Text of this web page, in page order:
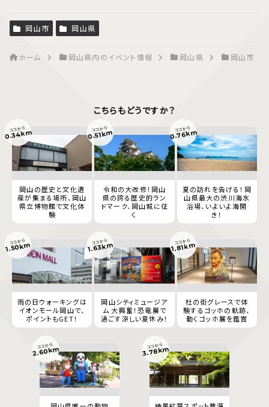
岡山市 岡山県
ホーム 岡山県内のイベント情報 岡山県 岡山市
こちらもどうですか？
岡山の歴史と文化遺
産が集まる場所、岡山
県立博物館で文化体
験
ココから
0.34km
令和の大改修！岡山
県の誇る歴史的ラン
ドマーク、岡山城に征
く
ココから
0.51km
夏の訪れを告げる！岡
山県最大の渋川海水
浴場、いよいよ海開
き！
ココから
0.76km
雨の日ウォーキングは
イオンモール岡山で、
ポイントもGET！
ココから
1.50km
岡山シティミュージア
ム 大興奮！恐竜展で
過ごす涼しい夏休み！
ココから
1.63km
杜の街グレースで体
験するゴッホの軌跡、
動くゴッホ展を鑑賞
ココから
1.81km
ココから
2.60km ココから
3.78km